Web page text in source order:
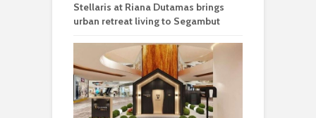
Stellaris at Riana Dutamas brings
urban retreat living to Segambut